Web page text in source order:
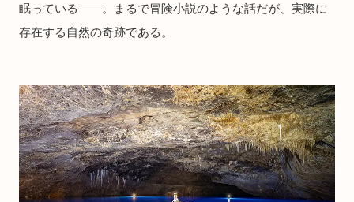
眠っている――。まるで冒険小説のような話だが、実際に
存在する自然の奇跡である。